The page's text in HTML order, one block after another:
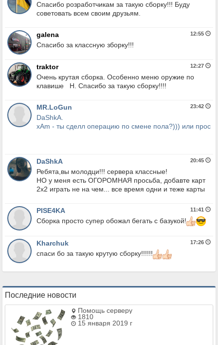
Спасибо розработчикам за такую сборку!!! Буду
советовать всем своим друзьям.
galena 12:55
Спасибо за классную зборку!!!
traktor 12:27
Очень крутая сборка. Особенно меню оружие по
клавише H. Спасибо за такую сборку!!!!
MR.LoGun 23:42
DaShkA.
xAm - ты сделл операцию по смене пола?))) или
DaShkA 20:45
Ребята,вы молодци!!! сервера классные!
НО у меня есть ОГОРОМНАЯ просьба, добавте карт
2х2 играть не на чем... все время одни и теже карты
PISE4KA 11:41
Сборка просто супер обожал бегать с базукой!
Kharchuk 17:26
спаси бо за такую крутую сборку!!!!!!
Последние новости
Помощь серверу
1810
15 января 2019 г